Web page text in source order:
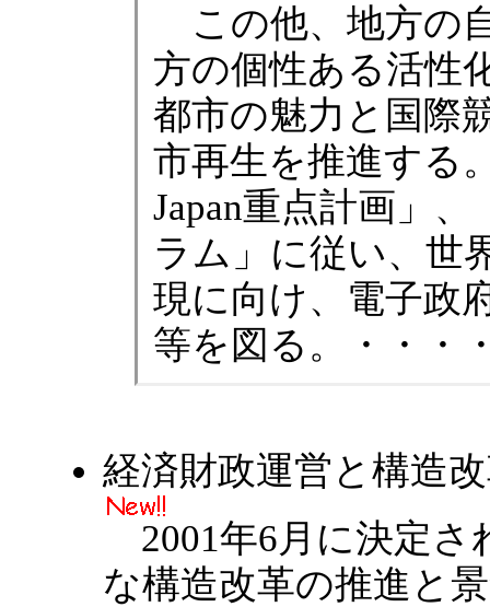
この他、地方の
方の個性ある活性
都市の魅力と国際
市再生を推進する
Japan重点計画」、
ラム」に従い、世
現に向け、電子政
等を図る。・・・
経済財政運営と構
2001年6月に決定さ
な構造改革の推進と